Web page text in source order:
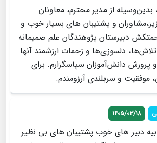
بدین‌وسیله از مدیر محترم، معاونان
و پشتیبان های بسیار خوب و
دبیرستان پژوهندگان علم صمیمانه
دلسوزی‌ها و زحمات ارزشمند آنها
پرورش دانش‌آموزان سپاسگزارم. برای
موفقیت و سربلندی آرزومندم.
1405/03/18
دبیر های خوب پشتیبان های بی نظیر